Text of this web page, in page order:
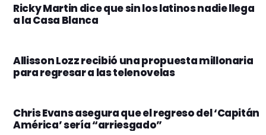
Ricky Martin dice que sin los latinos nadie llega
a la Casa Blanca
Allisson Lozz recibió una propuesta millonaria
para regresar a las telenovelas
Chris Evans asegura que el regreso del ‘Capitán
América’ sería “arriesgado”